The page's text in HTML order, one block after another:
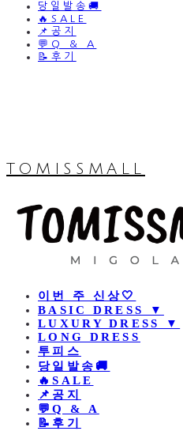
당일발송🚚
🔥SALE
📌공지
💬Q & A
📝후기
TOMISSMALL
이번 주 신상🤍
BASIC DRESS ▼
LUXURY DRESS ▼
LONG DRESS
투피스
당일발송🚚
🔥SALE
📌공지
💬Q & A
📝후기